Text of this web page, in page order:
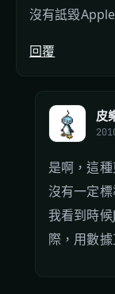
沒有詆毀
回覆
皮
是啊，這
沒有一定標
我看到時
際，用數